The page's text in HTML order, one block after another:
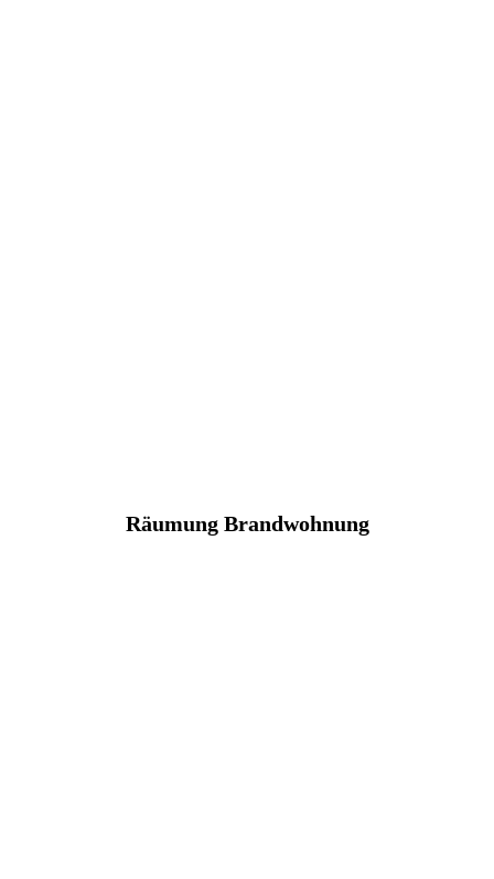
Räumung Brandwohnung